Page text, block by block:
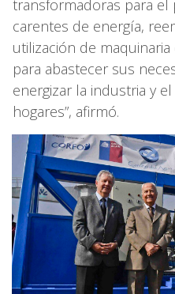
transformadoras para el
carentes de energía,
utilización de
para abastecer sus
energizar la industria y
hogares”, afirmó.